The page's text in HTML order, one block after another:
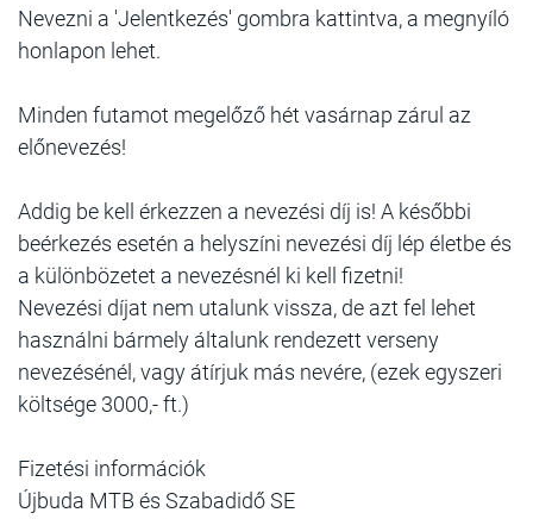
Nevezni a 'Jelentkezés' gombra kattintva, a megnyíló
honlapon lehet.
Minden futamot megelőző hét vasárnap zárul az
előnevezés!
Addig be kell érkezzen a nevezési díj is! A későbbi
beérkezés esetén a helyszíni nevezési díj lép életbe és
a különbözetet a nevezésnél ki kell fizetni!
Nevezési díjat nem utalunk vissza, de azt fel lehet
használni bármely általunk rendezett verseny
nevezésénél, vagy átírjuk más nevére, (ezek egyszeri
költsége 3000,- ft.)
Fizetési információk
Újbuda MTB és Szabadidő SE